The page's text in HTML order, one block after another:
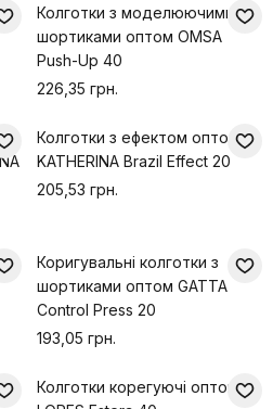
Колготки з моделюючими
шортиками оптом OMSA
Push-Up 40
226,35 грн.
Колготки з ефектом оптом
KATHERINA Brazil Effect 20
205,53 грн.
Коригувальні колготки з
шортиками оптом GATTA
Control Press 20
193,05 грн.
Колготки корегуючі оптом